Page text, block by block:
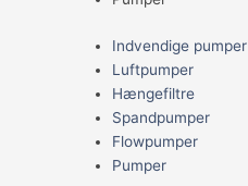
Indvendige pumper
Luftpumper
Hængefiltre
Spandpumper
Flowpumper
Pumper